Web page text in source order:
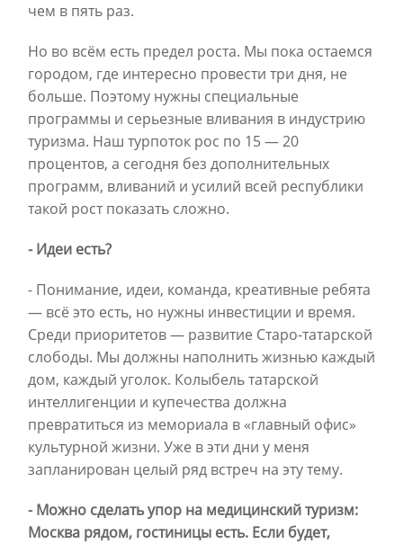
чем в пять раз.
Но во всём есть предел роста. Мы пока остаемся
городом, где интересно провести три дня, не
больше. Поэтому нужны специальные
программы и серьезные вливания в индустрию
туризма. Наш турпоток рос по 15 — 20
процентов, а сегодня без дополнительных
программ, вливаний и усилий всей республики
такой рост показать сложно.
- Идеи есть?
- Понимание, идеи, команда, креативные ребята
— всё это есть, но нужны инвестиции и время.
Среди приоритетов — развитие Старо-татарской
слободы. Мы должны наполнить жизнью каждый
дом, каждый уголок. Колыбель татарской
интеллигенции и купечества должна
превратиться из мемориала в «главный офис»
культурной жизни. Уже в эти дни у меня
запланирован целый ряд встреч на эту тему.
- Можно сделать упор на медицинский туризм:
Москва рядом, гостиницы есть. Если будет,